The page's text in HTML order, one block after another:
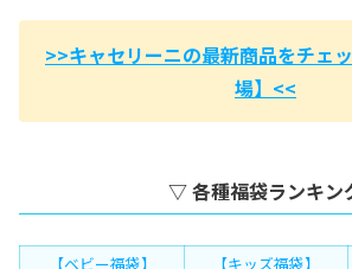
>>キャセリーニの最新商品をチェ
場】<<
▽ 各種福袋ランキン
【ベビー福袋】 【キッズ福袋】